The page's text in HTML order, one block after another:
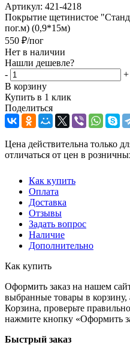
Артикул: 421-4218
Покрытие щетинистое
пог.м) (0,9*15м)
550 ₽/пог
Нет в наличии
Нашли дешевле?
-
+
В корзину
Купить в 1 клик
Поделиться
Цена действительна только
отличаться от цен в
Как купить
Оплата
Доставка
Отзывы
Задать вопрос
Наличие
Дополнительно
Как купить
Оформить заказ на нашем
выбранные товары в корзину,
Корзина, проверьте
нажмите кнопку «Оформить
Быстрый заказ